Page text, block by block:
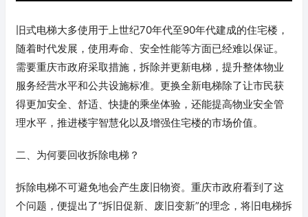
旧式电梯大多使用于上世纪70年代至90年代建成的住宅楼，
随着时代发展，使用寿命、安全性能等方面已经难以保证。
需要重庆市政府采取措施，拆除并更新电梯，提升整体物业
服务经营水平和公共设施标准。更换全新电梯除了让市民获
得更加安全、舒适、快捷的乘坐体验，还能提高物业安全管
理水平，推进楼宇智慧化以及增强住宅楼的市场价值。
二、为何要回收拆除电梯？
拆除电梯不可避免地会产生废旧物资。重庆市政府看到了这
个问题，便提出了“拆旧促新、废旧变新”的理念，将旧电梯拆